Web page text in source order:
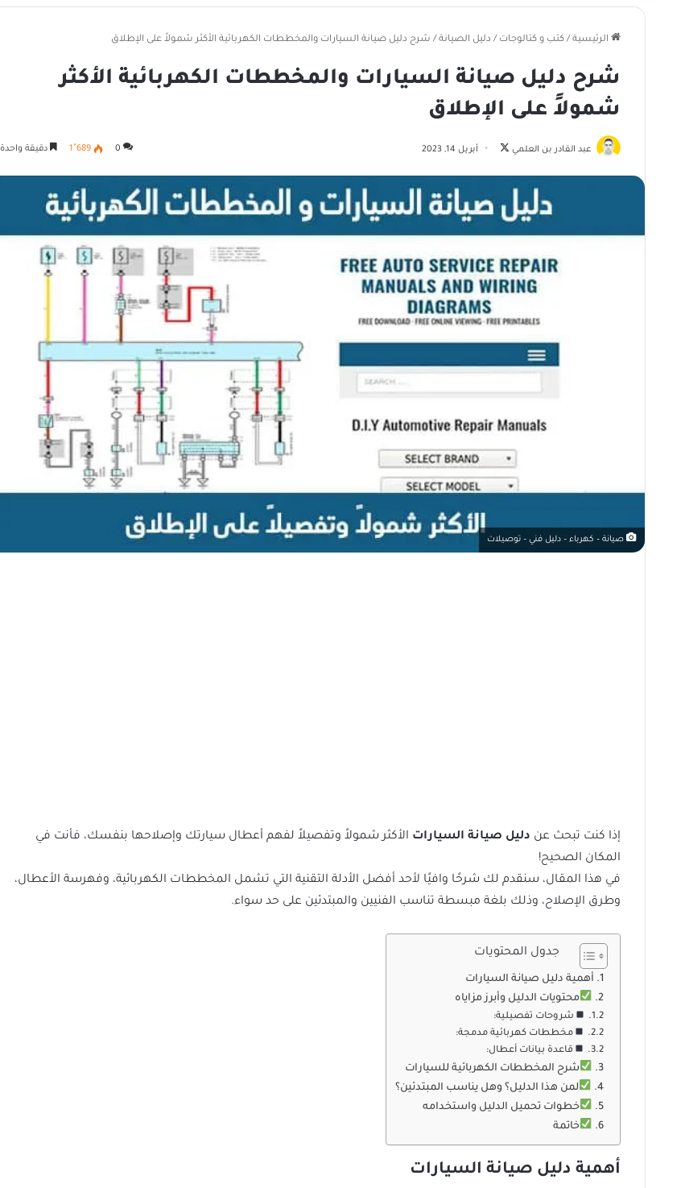
الرئيسية / كتب و كتالوجات / دليل الصيانة / شرح دليل صيانة السيارات والمخططات الكهربائية الأكثر شمولاً على الإطلاق
شرح دليل صيانة السيارات والمخططات الكهربائية الأكثر
شمولاً على الإطلاق
عبد القادر بن العلمي
تابع
أبريل 14, 2023 0 1٬689 دقيقة واحدة
صيانة – كهرباء – دليل فني – توصيلات
إذا كنت تبحث عن دليل صيانة السيارات الأكثر شمولاً وتفصيلاً لفهم أعطال سيارتك وإصلاحها بنفسك، فأنت في
المكان الصحيح!
في هذا المقال، سنقدم لك شرحًا وافيًا لأحد أفضل الأدلة التقنية التي تشمل المخططات الكهربائية، وفهرسة الأعطال،
وطرق الإصلاح، وذلك بلغة مبسطة تناسب الفنيين والمبتدئين على حد سواء.
جدول المحتويات
أهمية دليل صيانة السيارات
محتويات الدليل وأبرز مزاياه
شروحات تفصيلية:
مخططات كهربائية مدمجة:
قاعدة بيانات أعطال:
شرح المخططات الكهربائية للسيارات
لمن هذا الدليل؟ وهل يناسب المبتدئين؟
خطوات تحميل الدليل واستخدامه
خاتمة
أهمية دليل صيانة السيارات